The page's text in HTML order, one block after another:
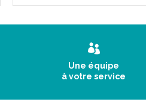
Une équipe
à votre service